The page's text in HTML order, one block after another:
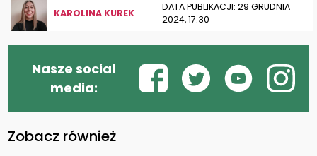
KAROLINA KUREK
DATA PUBLIKACJI: 29 GRUDNIA
2024, 17:30
Nasze social
media:
Zobacz również